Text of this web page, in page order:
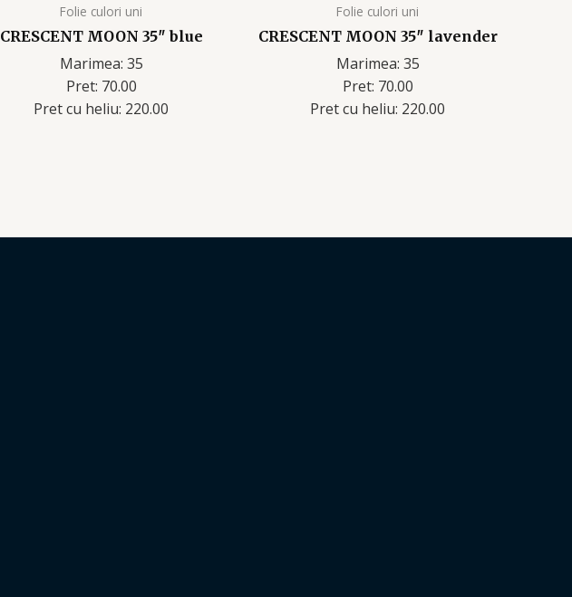
Folie culori uni
CRESCENT MOON 35″ blue
Marimea: 35
Pret: 70.00
Pret cu heliu: 220.00
Folie culori uni
CRESCENT MOON 35″ lavender
Marimea: 35
Pret: 70.00
Pret cu heliu: 220.00